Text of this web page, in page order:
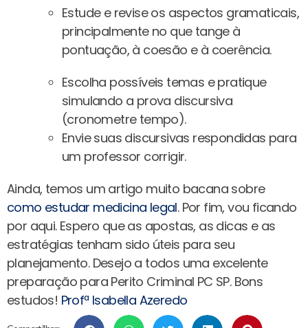
Estude e revise os aspectos gramaticais,
principalmente no que tange à
pontuação, à coesão e à coerência.
Escolha possíveis temas e pratique
simulando a prova discursiva
(cronometre tempo).
Envie suas discursivas respondidas para
um professor corrigir.
Ainda, temos um artigo muito bacana sobre
como estudar medicina legal. Por fim, vou ficando
por aqui. Espero que as apostas, as dicas e as
estratégias tenham sido úteis para seu
planejamento. Desejo a todos uma excelente
preparação para Perito Criminal PC SP. Bons
estudos! Profª Isabella Azeredo